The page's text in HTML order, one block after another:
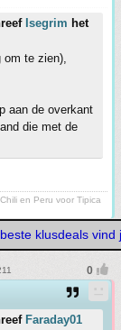
Isegrim het
om te zien),
aan de overkant
die met de
en Peru voor Tipica
klusdeals vind
Faraday01